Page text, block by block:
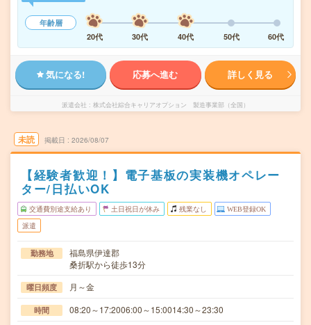
年齢層
20代
30代 40代 50代 60代
気になる! 応募へ進む 詳しく見る
派遣会社 株式会社綜合キャリアオプション 製造事業部（全国）
未読 掲載日 2026/08/07
【経験者歓迎！】電子基板の実装機オペレー
ター/日払いOK
交通費別途支給あり 土日祝日が休み 残業なし WEB登録OK
派遣
勤務地
福島県伊達郡
桑折駅から徒歩13分
曜日頻度 月～金
時間 08:20～17:2006:00～15:0014:30～23:30